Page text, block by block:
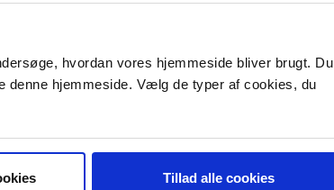
hvordan vores hjemmeside bliver brugt. Du
hjemmeside. Vælg de typer af cookies, du
Tillad alle cookies